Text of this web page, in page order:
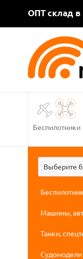
ОПТ склад
Беспилотники
Выберите
Машины,
Танки,
Судомодели